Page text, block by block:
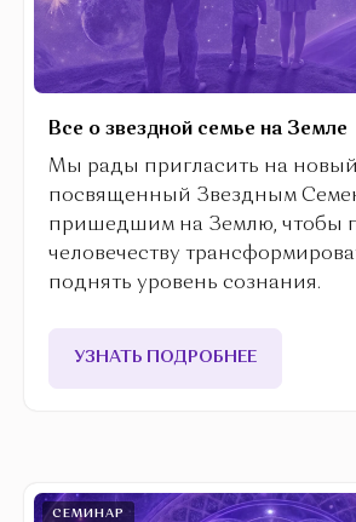
Все о звездной семье на Земле
Мы рады пригласить на
посвященный Звездным
пришедшим на Землю, чтобы
человечеству
поднять уровень сознания.
УЗНАТЬ ПОДРОБНЕЕ
СЕМИНАР